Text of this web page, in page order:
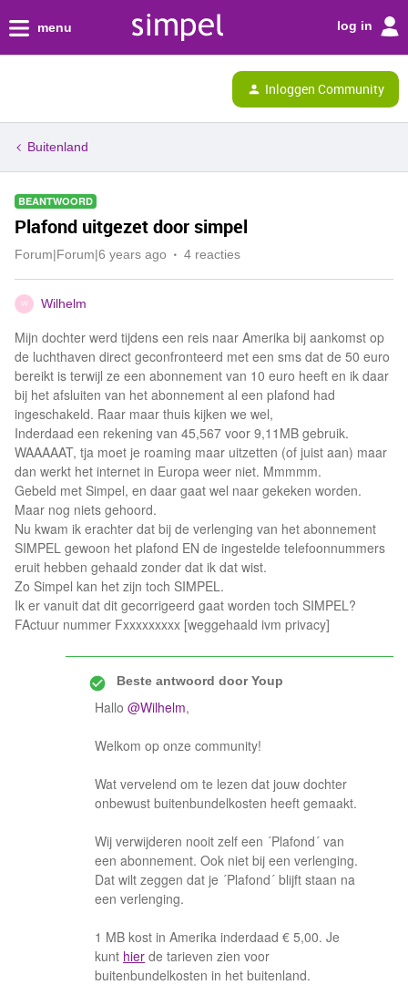
menu log in
Inloggen Community
Buitenland
BEANTWOORD
Plafond uitgezet door simpel
Forum|Forum|6 years ago 4 reacties
W Wilhelm
Mijn dochter werd tijdens een reis naar Amerika bij aankomst op
de luchthaven direct geconfronteerd met een sms dat de 50 euro
bereikt is terwijl ze een abonnement van 10 euro heeft en ik daar
bij het afsluiten van het abonnement al een plafond had
ingeschakeld. Raar maar thuis kijken we wel,
Inderdaad een rekening van 45,567 voor 9,11MB gebruik.
WAAAAAT, tja moet je roaming maar uitzetten (of juist aan) maar
dan werkt het internet in Europa weer niet. Mmmmm.
Gebeld met Simpel, en daar gaat wel naar gekeken worden.
Maar nog niets gehoord.
Nu kwam ik erachter dat bij de verlenging van het abonnement
SIMPEL gewoon het plafond EN de ingestelde telefoonnummers
eruit hebben gehaald zonder dat ik dat wist.
Zo Simpel kan het zijn toch SIMPEL.
Ik er vanuit dat dit gecorrigeerd gaat worden toch SIMPEL?
FActuur nummer Fxxxxxxxxx [weggehaald ivm privacy]
Beste antwoord doorYoup
Hallo @Wilhelm,
Welkom op onze community!
Wat vervelend om te lezen dat jouw dochter
onbewust buitenbundelkosten heeft gemaakt.
Wij verwijderen nooit zelf een ´Plafond´ van
een abonnement. Ook niet bij een verlenging.
Dat wilt zeggen dat je ´Plafond´ blijft staan na
een verlenging.
1 MB kost in Amerika inderdaad € 5,00. Je
kunt hier de tarieven zien voor
buitenbundelkosten in het buitenland.